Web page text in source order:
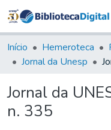
Início Hemeroteca
Jornal da Unesp
Jornal da
n. 335